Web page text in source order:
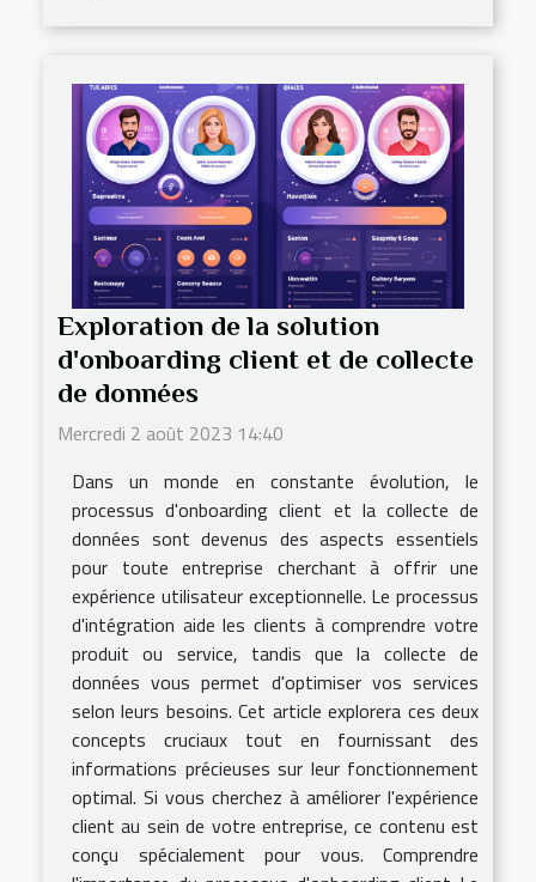
Exploration de la solution
d'onboarding client et de collecte
de données
Mercredi 2 août 2023 14:40
Dans un monde en constante évolution, le
processus d'onboarding client et la collecte de
données sont devenus des aspects essentiels
pour toute entreprise cherchant à offrir une
expérience utilisateur exceptionnelle. Le processus
d'intégration aide les clients à comprendre votre
produit ou service, tandis que la collecte de
données vous permet d'optimiser vos services
selon leurs besoins. Cet article explorera ces deux
concepts cruciaux tout en fournissant des
informations précieuses sur leur fonctionnement
optimal. Si vous cherchez à améliorer l'expérience
client au sein de votre entreprise, ce contenu est
conçu spécialement pour vous. Comprendre